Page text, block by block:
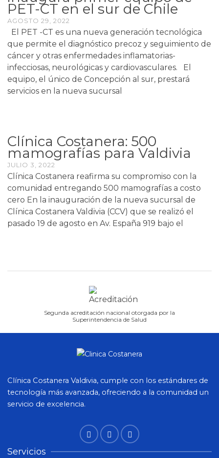
PET-CT en el sur de Chile
AGOSTO 29, 2022
El PET -CT es una nueva generación tecnológica
que permite el diagnóstico precoz y seguimiento de
cáncer y otras enfermedades inflamatorias-
infecciosas, neurológicas y cardiovasculares. El
equipo, el único de Concepción al sur, prestará
servicios en la nueva sucursal
Clínica Costanera: 500
mamografías para Valdivia
JULIO 3, 2022
Clínica Costanera reafirma su compromiso con la
comunidad entregando 500 mamografías a costo
cero En la inauguración de la nueva sucursal de
Clínica Costanera Valdivia (CCV) que se realizó el
pasado 19 de agosto en Av. España 919 bajo el
Segunda acreditación nacional otorgada por la
Superintendencia de Salud
Clínica Costanera Valdivia, cumple con los estándares de
tecnología más avanzada, ofreciendo a la comunidad un
servicio de excelencia.
Servicios